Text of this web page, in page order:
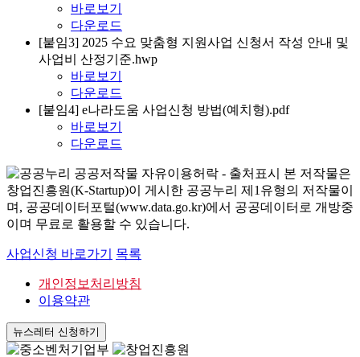
바로보기
다운로드
[붙임3] 2025 수요 맞춤형 지원사업 신청서 작성 안내 및
사업비 산정기준.hwp
바로보기
다운로드
[붙임4] e나라도움 사업신청 방법(예치형).pdf
바로보기
다운로드
본 저작물은
창업진흥원(K-Startup)이 게시한 공공누리 제1유형의 저작물이
며, 공공데이터포털(www.data.go.kr)에서 공공데이터로 개방중
이며 무료로 활용할 수 있습니다.
사업신청 바로가기 목록
개인정보처리방침
이용약관
뉴스레터 신청하기